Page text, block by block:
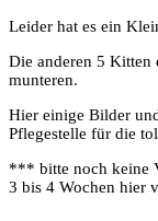
Leider hat es ein
Die anderen 5 Kitten
munteren.
Hier einige Bilder
Pflegestelle für die
*** bitte noch keine
3 bis 4 Wochen hier